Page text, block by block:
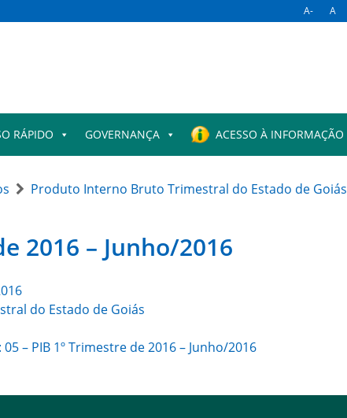
A- A
RÁPIDO GOVERNANÇA ACESSO À INFORMAÇÃO
Produto Interno Bruto Trimestral do Estado de Goiás
2016 – Junho/2016
do Estado de Goiás
– PIB 1º Trimestre de 2016 – Junho/2016